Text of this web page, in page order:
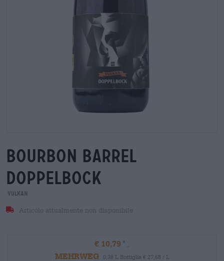
bourbon barrel
doppelbock
Vulkan
Articolo attualmente non disponibile
€ 10,79
MEHRWEG
0,38 L Bottiglia € 27,68 / L